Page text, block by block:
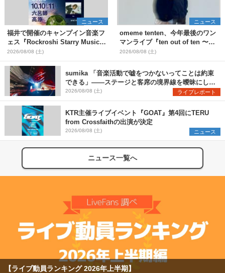
ニュース
福井で開催のキャンプイン音楽フ
ェス『Rockroshi Starry Music
Festival 2026』第3弾出演者とし
てSCOOBIE DO、かりゆし58、
Reiを発表
2026/08/08 (土)
ニュース
omeme tenten、今年最後のワン
マンライブ『ten out of ten 〜
one man〜』を11月に開催決定
2026/08/08 (土)
sumika 「音楽活動で嘘をつかないってことは約束
できる」――ステージと客席の境界線を曖昧にし
た、ツアーファイナル武道館公演レポート
2026/08/08 (土) ライブレポート
KTR主催ライブイベント『GOAT』第4回にTERU
from Crossfaithの出演が決定
2026/08/08 (土) ニュース
ニュース一覧へ
【ライブ動員ランキング 2026年上半期】